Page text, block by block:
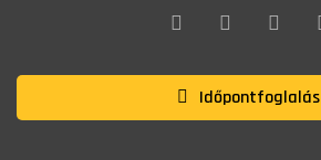
Időpontfoglalás